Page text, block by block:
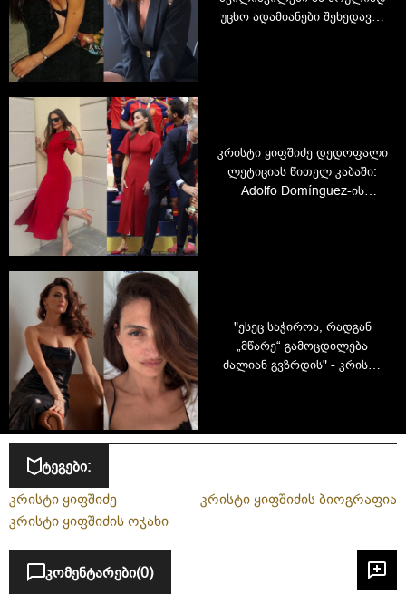
უცხო ადამიანები შეხედავენ
კრისტი ყიფშიძე დედოფალი
ლეტიციას წითელ კაბაში:
Adolfo Domínguez-ის
"ესეც საჭიროა, რადგან
„მწარე“ გამოცდილება
ძალიან გვზრდის" - კრისტი
ტეგები:
კრისტი ყიფშიძე
კრისტი ყიფშიძის ბიოგრაფია
კრისტი ყიფშიძის ოჯახი
კომენტარები(0)